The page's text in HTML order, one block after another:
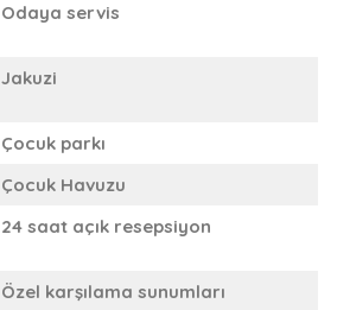
Odaya servis
Jakuzi
Çocuk parkı
Çocuk Havuzu
24 saat açık resepsiyon
Özel karşılama sunumları